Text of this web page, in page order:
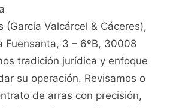
(García Valcárcel & Cáceres),
Fuensanta, 3 – 6ºB, 30008
tradición jurídica y enfoque
su operación. Revisamos o
de arras con precisión,